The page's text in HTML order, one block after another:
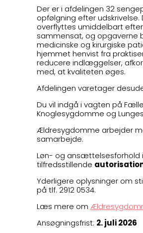
Der er i afdelingen 32
opfølgning efter
overflyttes umiddelbart
sammensat, og opgaverne
medicinske og kirurgiske
hjemmet henvist fra
reducere indlæggelser,
med, at kvaliteten øges.
Afdelingen varetager
Du vil indgå i vagten på
Knoglesygdomme og
Ældresygdomme arbejder
samarbejde.
Løn- og ansættelsesforhold
tilfredsstillende
Yderligere oplysninger om
på tlf. 2912 0534.
Læs mere om
Ansøgningsfrist: 2. juli 2026